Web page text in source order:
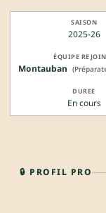
2025-26
Montauban
En cours
🔒 PROFIL PRO